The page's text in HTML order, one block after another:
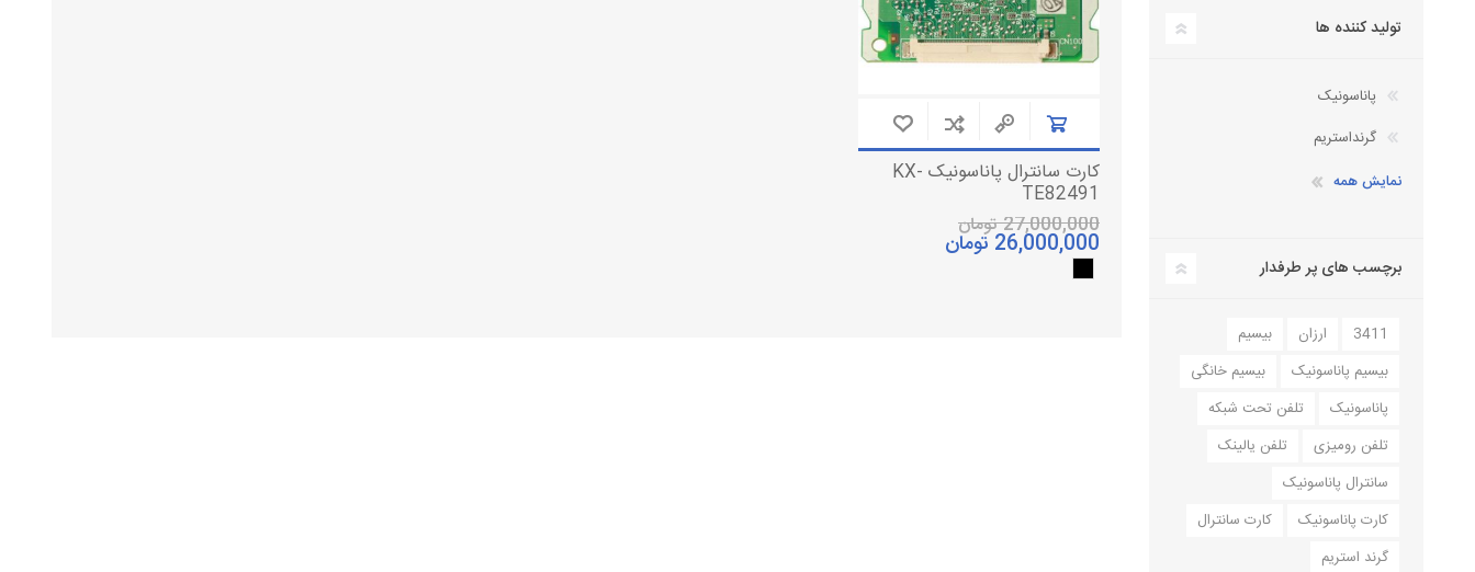
آنتن دکت، کنسول تلفن
لوازم جانبی
باتری تلفن
کارت سانترال پاناسونیک KX-
TE82491
27,000,000 تومان
26,000,000 تومان
تولید کننده ها
پاناسونیک
گرنداستریم
نمایش همه
برچسب های پر طرفدار
3411 ارزان
بیسیم
بیسیم پاناسونیک
بیسیم خانگی
پاناسونیک
تلفن تحت شبکه
تلفن رومیزی
تلفن یالینک
سانترال پاناسونیک
کارت پاناسونیک
کارت سانترال
گرند استریم